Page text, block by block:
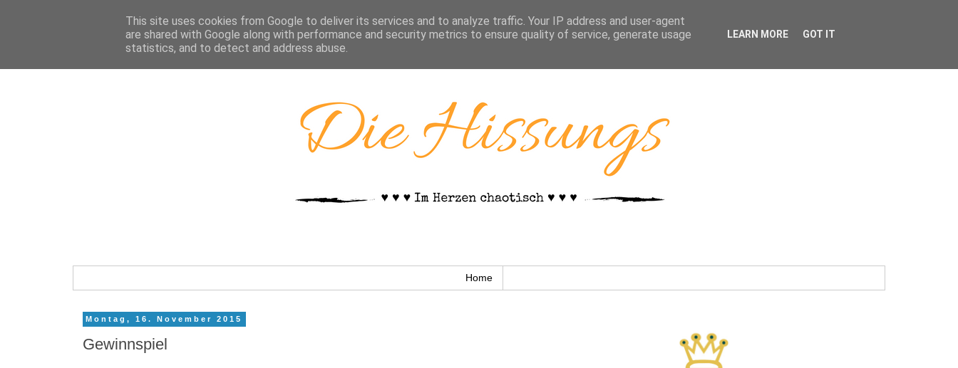
Home
Montag, 16. November 2015
Gewinnspiel
This site uses cookies from Google to deliver its services and to analyze traffic. Your IP address and user-agent
are shared with Google along with performance and security metrics to ensure quality of service, generate usage
statistics, and to detect and address abuse.
LEARN MORE GOT IT